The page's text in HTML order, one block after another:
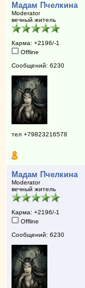
Мадам Пчелкина
Moderator
вечный житель
Карма: +2196/-1
Offline
Сообщений: 6230
тел +79823216578
Мадам Пчелкина
Moderator
вечный житель
Карма: +2196/-1
Offline
Сообщений: 6230